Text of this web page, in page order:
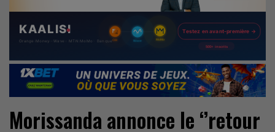
Morissanda annonce le ‘’retour